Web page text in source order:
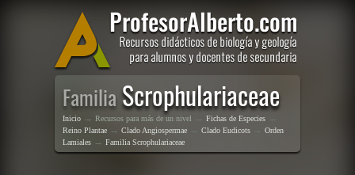
Familia Scrophulariaceae
Inicio → Recursos para más de un nivel Fichas de Especies →
Reino Plantae → Clado Angiospermae Clado Eudicots
Orden
Lamiales → Familia Scrophulariaceae